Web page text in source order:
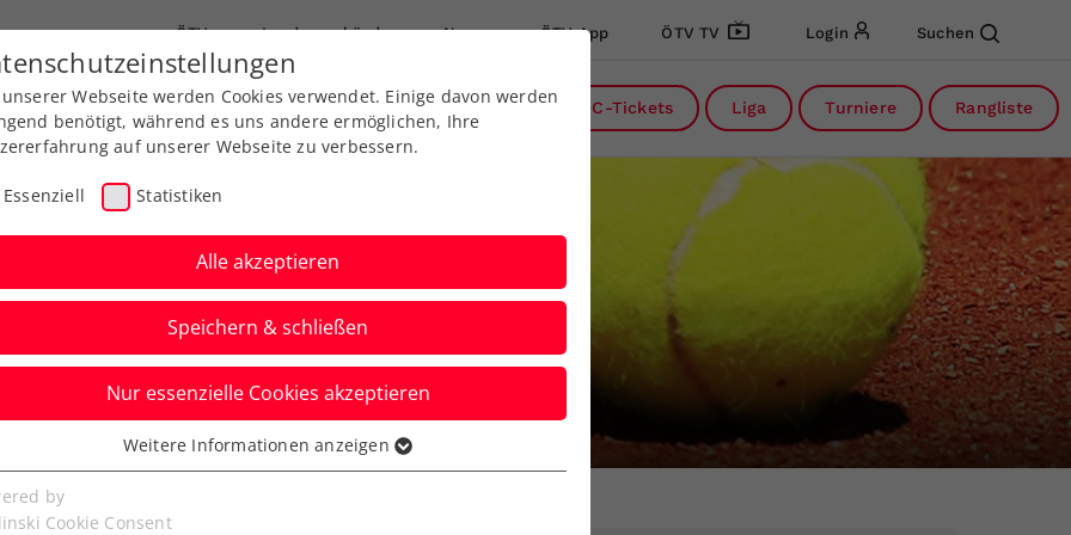
ÖTV Landesverbände News ÖTV App ÖTV TV Login Suchen
Ausbildungen Services Über uns DC-Tickets Liga Turniere Rangliste
Aktuelle News
Webseite werden Cookies verwendet. Einige davon werden
benötigt, während es uns andere ermöglichen, Ihre
auf unserer Webseite zu verbessern.
Essenziell Statistiken
Alle akzeptieren
Speichern & schließen
Nur essenzielle Cookies akzeptieren
Cookies werden für grundlegende Funktionen der
benötigt. Dadurch ist gewährleistet, dass die Webseite
Weitere Informationen anzeigen
by
Cookie Consent